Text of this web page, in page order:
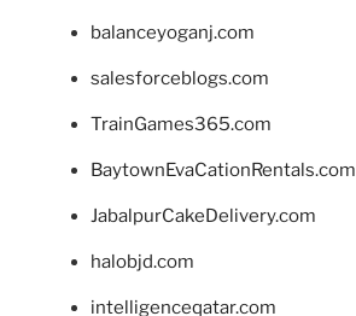
balanceyoganj.com
salesforceblogs.com
TrainGames365.com
BaytownEvaCationRentals.com
JabalpurCakeDelivery.com
halobjd.com
intelligenceqatar.com